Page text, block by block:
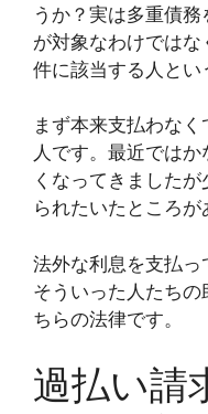
うか？実は多重債
が対象なわけでは
件に該当する人とい
まず本来支払わな
人です。最近では
くなってきました
られたいたところが
法外な利息を支払っ
そういった人たちの
ちらの法律です。
過払い請